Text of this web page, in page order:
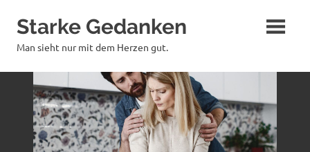
Inhalt
springen
Starke Gedanken
Man sieht nur mit dem Herzen gut.